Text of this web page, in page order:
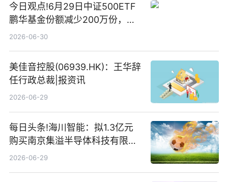
今日观点!6月29日中证500ETF
鹏华基金份额减少200万份，重
仓股亨通光电、赤峰黄金、佰维
2026-06-30
美佳音控股(06939.HK)：王华辞
任行政总裁|报资讯
2026-06-29
每日头条!海川智能：拟1.3亿元
购买南京集溢半导体科技有限公
司15.3%股权
2026-06-29